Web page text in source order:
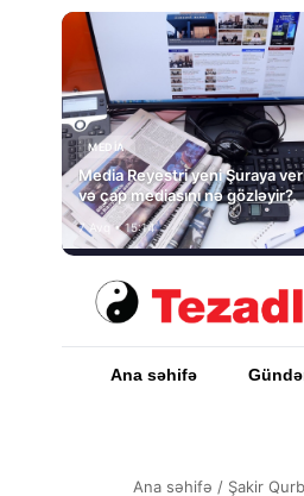
MEDİA
Media Reyestri yeni Şuraya
və çap mediasını nə gözləyir?
7 Avq • 15:14
Ana səhifə
Ana səhifə / Şakir